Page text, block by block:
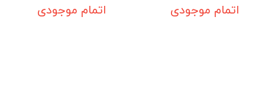
اتمام موجودی اتمام موجودی